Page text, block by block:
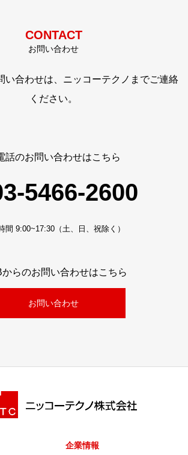
CONTACT
お問い合わせ
い合わせは、ニッコーテクノまでご連絡
ください。
話のお問い合わせはこちら
5466-2600
間 9:00~17:30（土、日、祝除く）
らのお問い合わせはこちら
お問い合わせ
企業情報